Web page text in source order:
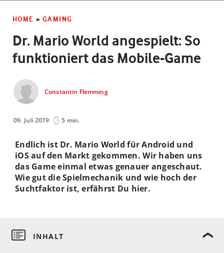
HOME » GAMING
Dr. Mario World angespielt: So
funktioniert das Mobile-Game
Constantin Flemming
09. Juli 2019 5 min.
Endlich ist Dr. Mario World für Android und
iOS auf den Markt gekommen. Wir haben uns
das Game einmal etwas genauer angeschaut.
Wie gut die Spielmechanik und wie hoch der
Suchtfaktor ist, erfährst Du hier.